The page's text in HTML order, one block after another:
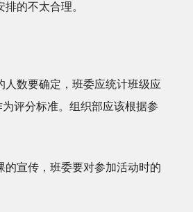
排的不太合理。
人数要确定，班委应统计班级应
评分标准。组织部应该根据参
的宣传，班委要对参加活动时的